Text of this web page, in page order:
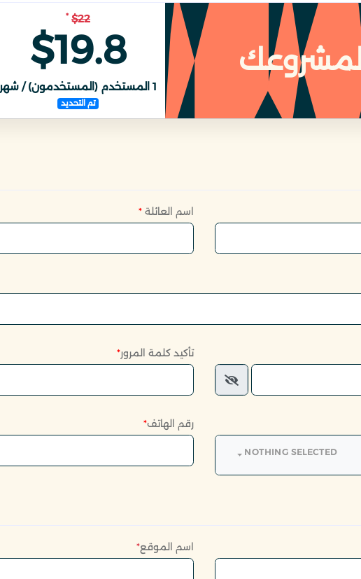
$22
*
$19.8
1 المستخدم (المستخدمون) / شهر
تم التحديد
اسم العائلة *
تأكيد كلمة المرور*
NOTHING SELECTED
رقم الهاتف*
اسم الموقع*